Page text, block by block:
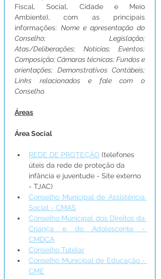
Fiscal, Social, Cidade e Meio
Ambiente), com as principais
informações: Nome e apresentação do
Conselho; Legislação;
Atas/Deliberações; Notícias; Eventos;
Composição; Câmaras técnicas; Fundos e
orientações; Demonstrativos Contábeis;
Links relacionados e fale com o
Conselho.
Áreas
Área Social
REDE DE PROTEÇÃO (telefones
úteis da rede de proteção da
infância e juventude - Site externo
- TJAC)
Conselho Municipal de Assistência
Social - CMAS
Conselho Municipal dos Direitos da
Criança e do Adolescente -
CMDCA
Conselho Tutelar
Conselho Municipal de Educação -
CME